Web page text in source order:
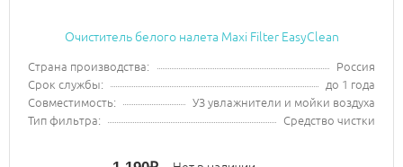
Очиститель белого налета Maxi Filter EasyClean
Страна производства:
Россия
Срок службы:
до 1 года
Совместимость:
УЗ увлажнители и мойки воздуха
Тип фильтра:
Средство чистки